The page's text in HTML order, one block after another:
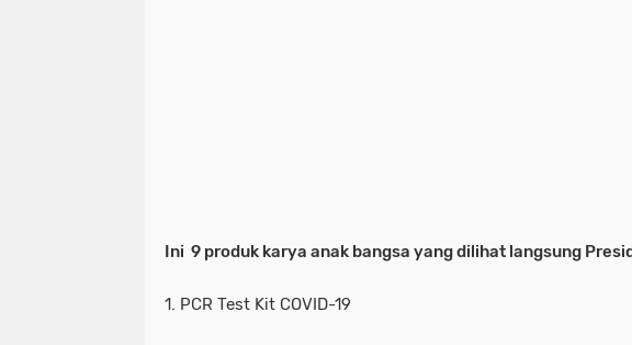
Ini 9 produk karya anak bangsa yang dilihat langsung
1. PCR Test Kit COVID-19